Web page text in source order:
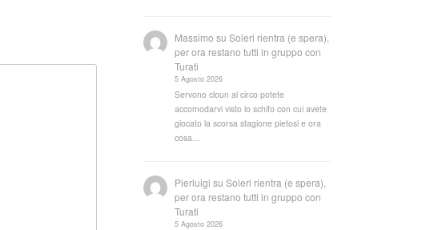
Massimo suSoleri rientra (e spera),
per ora restano tutti in gruppo con
Turati
5 Agosto 2026
Servono cloun al circo potete
accomodarvi visto lo schifo con cui avete
giocato la scorsa stagione pietosi e ora
cosa…
Pierluigi suSoleri rientra (e spera),
per ora restano tutti in gruppo con
Turati
5 Agosto 2026